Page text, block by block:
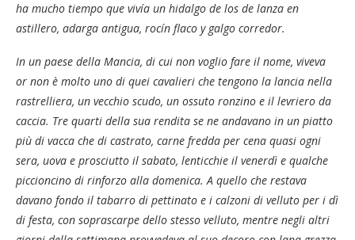
ha mucho tiempo que vivía un hidalgo de los de lanza en
astillero, adarga antigua, rocín flaco y galgo corredor.
In un paese della Mancia, di cui non voglio fare il nome, viveva
or non è molto uno di quei cavalieri che tengono la lancia nella
rastrelliera, un vecchio scudo, un ossuto ronzino e il levriero da
caccia. Tre quarti della sua rendita se ne andavano in un piatto
più di vacca che di castrato, carne fredda per cena quasi ogni
sera, uova e prosciutto il sabato, lenticchie il venerdì e qualche
piccioncino di rinforzo alla domenica. A quello che restava
davano fondo il tabarro di pettinato e i calzoni di velluto per i dì
di festa, con soprascarpe dello stesso velluto, mentre negli altri